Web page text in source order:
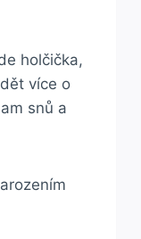
‌holčička,​
více o
snů a